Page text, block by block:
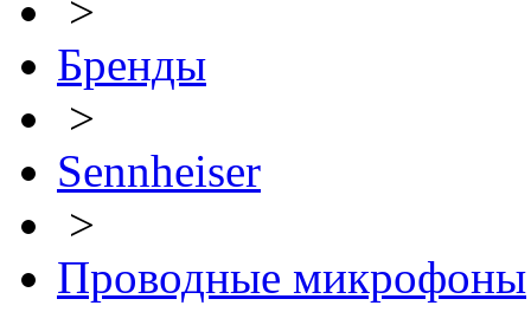
>
Бренды
>
Sennheiser
>
Проводные микрофоны